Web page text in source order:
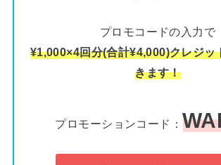
プロモコードの入力で
¥1,000×4回分(合計¥4,000)クレジッ
きます！
プロモーションコード：